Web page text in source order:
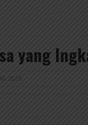
yang
2025